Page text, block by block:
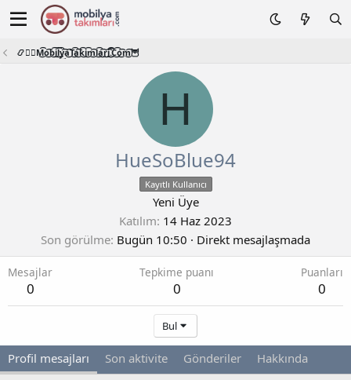
📿🧙‍♂️M͜͡o͜͡b͜͡i͜͡l͜͡y͜͡a͜͡T͜͡a͜͡k͜͡i͜͡m͜͡l͜͡a͜͡r͜͡i͜͡.͜͡C͜͡o͜͡m͜͡🦉
H
HueSoBlue94
Kayıtlı Kullanıcı
Yeni Üye
Katılım 14 Haz 2023
Son görülme Bugün 10:50 · Direkt mesajlaşmada
Mesajlar
0
Tepkime puanı
0
Puanları
0
Bul
Profil mesajları Son aktivite Gönderiler Hakkında